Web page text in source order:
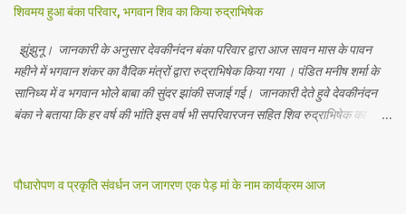
शिवमय हुआ बंका परिवार, भगवान शिव का किया रुद्राभिषेक
झुंझुनू। जानकारी के अनुसार देवकीनंदन बंका परिवार द्वारा आज सावन मास के पावन
महीने में भगवान शंकर का वैदिक मंत्रों द्वारा रुद्राभिषेक किया गया । पंडित मनीष शर्मा के
सानिध्य में व भगवान भोले बाबा की सुंदर झांकी सजाई गई। जानकारी देते हुवे देवकीनंदन
बंका ने बताया कि हर वर्ष की भांति इस वर्ष भी सपरिवारजन सहित शिव रुद्राभिषेक का
भाविक, लाडो, मीना, रेनू, निर्मला, दीक्षा, मनीषा आदि सभी परिवार जन उपस्थित रहे।
पौधारोपण व प्रकृति संवर्धन जन जागरण एक पेड़ मां के नाम कार्यक्रम आज